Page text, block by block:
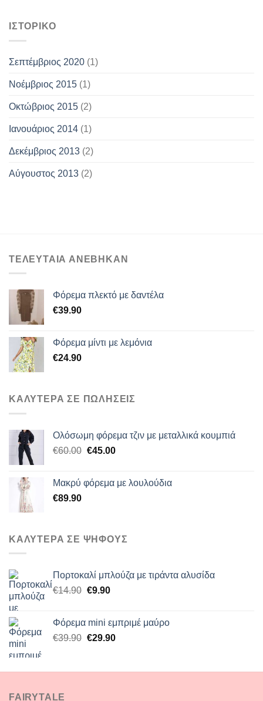
ΙΣΤΟΡΙΚΌ
Σεπτέμβριος 2020 (1)
Νοέμβριος 2015 (1)
Οκτώβριος 2015 (2)
Ιανουάριος 2014 (1)
Δεκέμβριος 2013 (2)
Αύγουστος 2013 (2)
ΤΕΛΕΥΤΑΙΑ ΑΝΕΒΗΚΑΝ
Φόρεμα πλεκτό με δαντέλα
€39.90
Φόρεμα μίντι με λεμόνια
€24.90
ΚΑΛΥΤΕΡΑ ΣΕ ΠΩΛΗΣΕΙΣ
Ολόσωμη φόρεμα τζιν με μεταλλικά κουμπιά
€60.00 Original
€60.00.
€45.00Η
είναι:
Μακρύ φόρεμα με λουλούδια
€89.90
ΚΑΛΥΤΕΡΑ ΣΕ ΨΗΦΟΥΣ
Πορτοκαλί μπλούζα με τιράντα αλυσίδα
€14.90 Original
€14.90.
€9.90Η
είναι:
€9.90.
Φόρεμα mini εμπριμέ μαύρο
€39.90 Original
€39.90.
€29.90Η
είναι:
FAIRYTALE